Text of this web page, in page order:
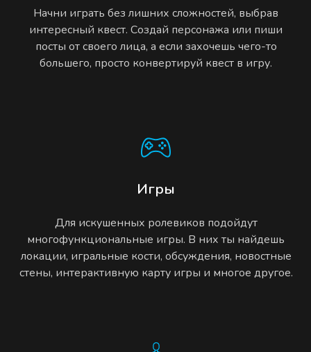
Начни играть без лишних сложностей, выбрав
интересный квест. Создай персонажа или пиши
посты от своего лица, а если захочешь чего-то
большего, просто конвертируй квест в игру.
Игры
Для искушенных ролевиков подойдут
многофункциональные игры. В них ты найдешь
локации, игральные кости, обсуждения, новостные
стены, интерактивную карту игры и многое другое.